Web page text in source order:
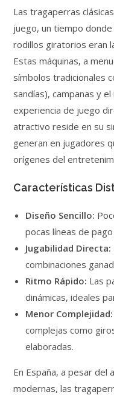
Las tragaperras
juego, un tiempo
rodillos giratorios eran
Estas máquinas, a
símbolos tradicionales
sandías), campanas y
experiencia de juego
atractivo reside en su
generan en jugadores
orígenes del
Características
Diseño Sencillo:
pocas líneas de
Jugabilidad Directa:
combinaciones
Ritmo Rápido: Las
dinámicas, ideales
Menor Complejidad:
complejas como
elaboradas.
En España, a pesar del
modernas, las